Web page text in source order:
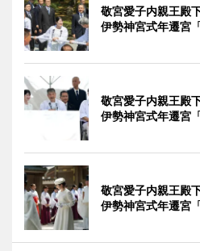
敬宮愛子内親王
伊勢神宮式年遷宮
敬宮愛子内親王
伊勢神宮式年遷宮
敬宮愛子内親王
伊勢神宮式年遷宮